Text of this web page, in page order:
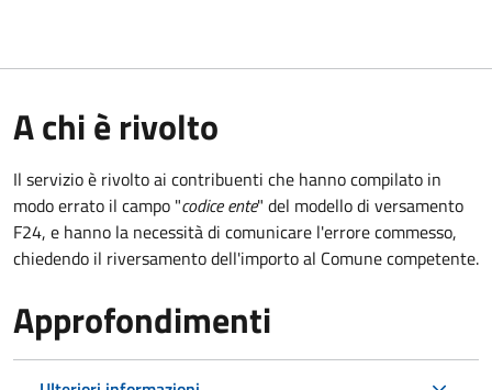
A chi è rivolto
Il servizio è rivolto ai contribuenti che hanno compilato in
modo errato il campo "codice ente" del modello di versamento
F24, e hanno la necessità di comunicare l'errore commesso,
chiedendo il riversamento dell'importo al Comune competente.
Approfondimenti